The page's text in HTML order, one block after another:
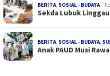
BERITA, SOSIAL - BUDAYA
Sekda Lubuk
BERITA, SOSIAL - BUDAYA,
Anak PAUD Musi